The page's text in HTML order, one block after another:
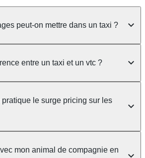
peut-on mettre dans un taxi ?
en général jusqu'à 3 bagages
le dans le champ "Message
la réservation. Le prix n'est
de bagages.
entre un taxi et un vtc ?
directement dans la rue, à une
avec un tarif au
un prix fixe annoncé à
réservez facilement votre
le surge pricing sur les
et suit un barème
mon animal de compagnie en